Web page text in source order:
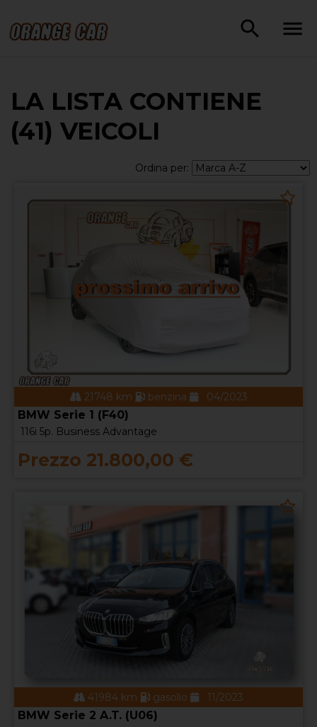
LA LISTA CONTIENE
(41) VEICOLI
Ordina per:
21748 km benzina 04/2023
BMW Serie 1 (F40)
116i 5p. Business Advantage
Prezzo 21.800,00 €
41984 km gasolio 11/2023
BMW Serie 2 A.T. (U06)